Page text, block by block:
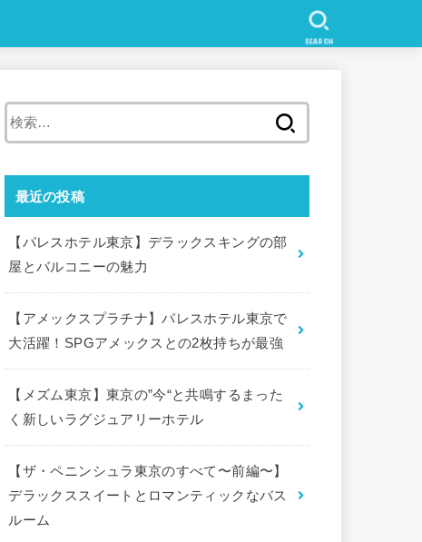
SEARCH
索
最近の投稿
【パレスホテル東京】デラックスキングの部
屋とバルコニーの魅力
【アメックスプラチナ】パレスホテル東京で
大活躍！SPGアメックスとの2枚持ちが最強
【メズム東京】東京の”今“と共鳴するまった
く新しいラグジュアリーホテル
【ザ・ペニンシュラ東京のすべて〜前編〜】
デラックススイートとロマンティックなバス
ルーム